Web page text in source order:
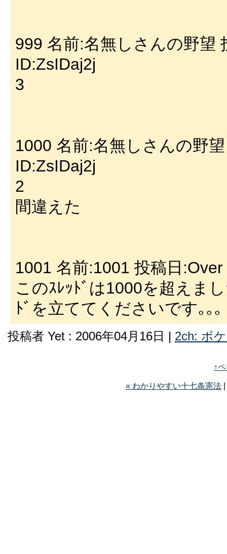
999 名前:名無しさんの野望
ID:ZsIDaj2j
3
1000 名前:名無しさんの野
ID:ZsIDaj2j
2
間違えた
1001 名前:1001 投稿日
このｽﾚｯﾄﾞは1000を超えま
ﾄﾞを立ててくださいです｡｡｡
投稿者 Yet : 2006年04月16日 | 2ch: ボ
↑
« わかりやすい十七条憲法